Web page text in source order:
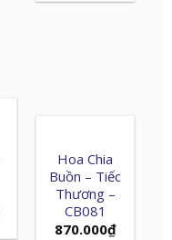
Hoa Chia
Buồn – Tiếc
Thương –
CB081
870.000₫